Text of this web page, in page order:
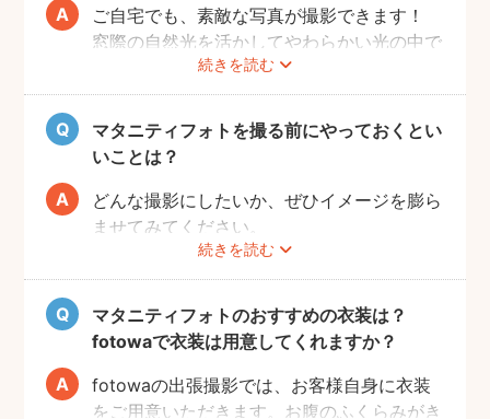
fotowaではご自宅への出張も可能ですの
で、ご夫婦らしい装いで自然体なマタニティ
フォトを撮影いただけます。
ご近所の公園でカジュアルに撮影したり、素
肌をみせる衣装ではご自宅で撮影するなど、
撮影時間の範囲内でシーンを変えることも可
能です。
続きを読む
ご自宅でも、素敵な写真が撮影できます！
窓際の自然光を活かしてやわらかい光の中で
撮影するのが人気です。妊婦さんはお部屋の
お片付けも大変かと思いますが、撮影したい
場所周辺だけお片付けいただく程度で大丈夫
です。
マタニティフォトを撮る前にやっておくとい
いことは？
続きを読む
どんな撮影にしたいか、ぜひイメージを膨ら
ませてみてください。
Instagramやママ向けの雑誌などで、素敵な
撮影事例を見たり、サッシュベルト等の撮影
小物について情報収集するのも楽しいです
よ。また、何より大事なのは被写体のママと
お腹の赤ちゃんの健康です。当日無理せず撮
影を行えるよう、日々健やかに過ごしていた
だければと思います。
マタニティフォトのおすすめの衣装は？
fotowaで衣装は用意してくれますか？
fotowaの出張撮影では、お客様自身に衣装
をご用意いただきます。お腹のふくらみがき